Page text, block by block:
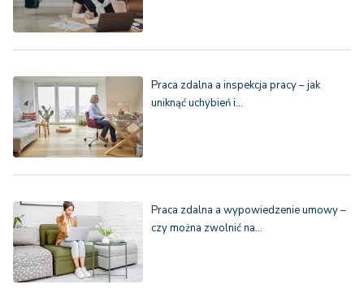
Praca zdalna a inspekcja pracy – jak
uniknąć uchybień i…
Praca zdalna a wypowiedzenie umowy –
czy można zwolnić na…